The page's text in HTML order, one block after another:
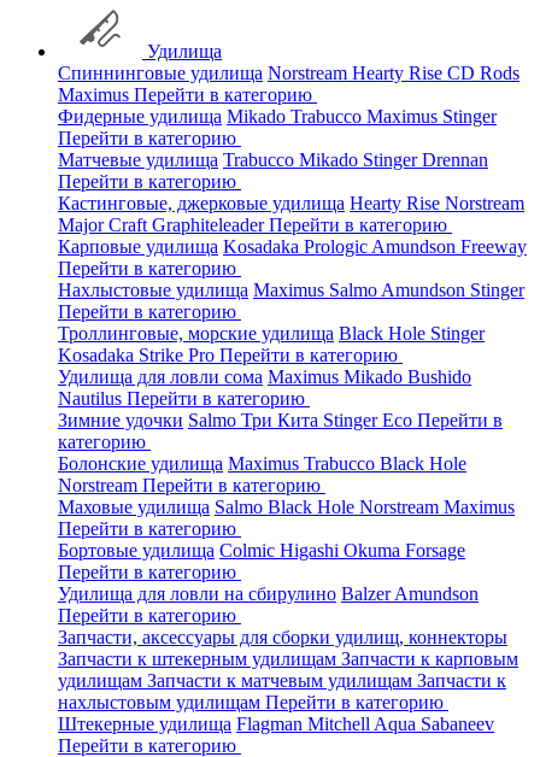
Удилища
Спиннинговые удилища Norstream Hearty Rise CD Rods
Maximus Перейти в категорию
Фидерные удилища Mikado Trabucco Maximus Stinger
Перейти в категорию
Матчевые удилища Trabucco Mikado StingerDrennan
Перейти в категорию
Кастинговые, джерковые удилища Hearty Rise Norstream
Major Craft GraphiteleaderПерейти в категорию
Карповые удилища Kosadaka Prologic Amundson Freeway
Перейти в категорию
Нахлыстовые удилища Maximus Salmo Amundson Stinger
Перейти в категорию
Троллинговые, морские удилища Black Hole Stinger
Kosadaka Strike Pro Перейти в категорию
Удилища для ловли сома Maximus Mikado Bushido
Nautilus Перейти в категорию
Зимние удочки Salmo Три Кита StingerEco Перейти в
категорию
Болонские удилища Maximus Trabucco Black Hole
Norstream Перейти в категорию
Маховые удилища Salmo Black Hole Norstream Maximus
Перейти в категорию
Бортовые удилища Colmic Higashi Okuma Forsage
Перейти в категорию
Удилища для ловли на сбирулино BalzerAmundson
Перейти в категорию
Запчасти, аксессуары для сборки удилищ, коннекторы
Запчасти к штекерным удилищам Запчасти к карповым
удилищам Запчасти к матчевым удилищам Запчасти к
нахлыстовым удилищам Перейти в категорию
Штекерные удилища Flagman Mitchell Aqua Sabaneev
Перейти в категорию